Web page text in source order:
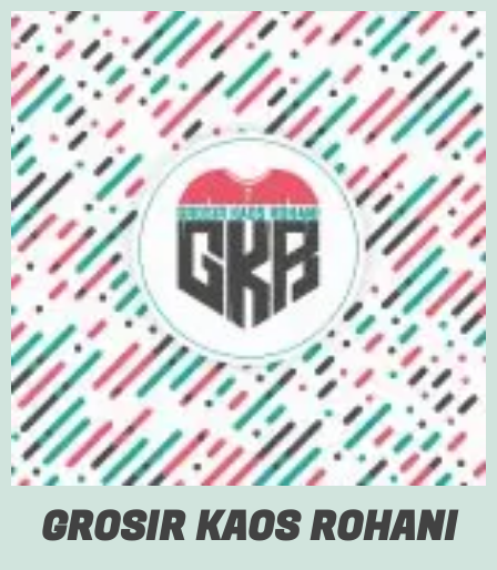
GROSIR KAOS ROHANI